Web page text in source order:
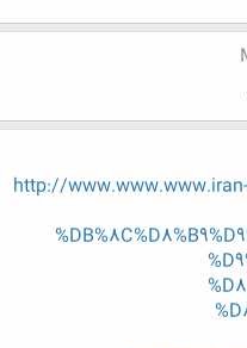
http://